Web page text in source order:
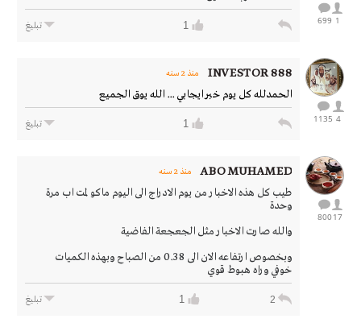
1
699
1 تبليغ
4
1135
INVESTOR 888 منذ 2 سنه
الحمدلله كل يوم خبر ايجابي ... الله يوق الجميع
1 تبليغ
17
800
ABO MUHAMED منذ 2 سنه
طيب كل هذه الاخبار من يوم الادراج الى اليوم ماكو لمت اب مرة
وحدة
والله صارت الاخبار مثل الجعجعة الفاضية
وبخصوص ارتفاعه الان الى 0.38 من الصباح وبهذه الكميات
خوفي وراه هبوط قوي
2
1 تبليغ